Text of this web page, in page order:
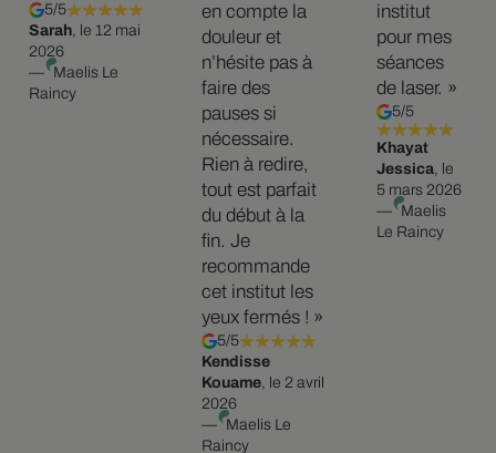
5/5
Sarah, le 12 mai
2026
— Maelis Le
Raincy
en compte la
douleur et
n’hésite pas à
faire des
pauses si
nécessaire.
Rien à redire,
tout est parfait
du début à la
fin. Je
recommande
cet institut les
yeux fermés ! »
5/5
Kendisse
Kouame, le 2 avril
2026
— Maelis Le
Raincy
institut
pour mes
séances
de laser. »
5/5
Khayat
Jessica, le
5 mars 2026
— Maelis
Le Raincy